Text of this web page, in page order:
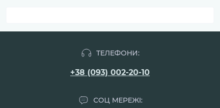
ТЕЛЕФОНИ:
+38 (093) 002-20-10
СОЦ МЕРЕЖІ: